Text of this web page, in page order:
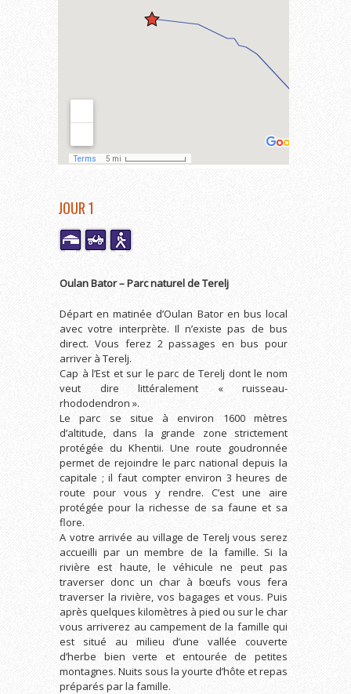
JOUR 1
Oulan Bator – Parc naturel de Terelj
Départ en matinée d’Oulan Bator en bus local
avec votre interprète. Il n’existe pas de bus
direct. Vous ferez 2 passages en bus pour
arriver à Terelj.
Cap à l’Est et sur le parc de Terelj dont le nom
veut dire littéralement « ruisseau-
rhododendron ».
Le parc se situe à environ 1600 mètres
d’altitude, dans la grande zone strictement
protégée du Khentii. Une route goudronnée
permet de rejoindre le parc national depuis la
capitale ; il faut compter environ 3 heures de
route pour vous y rendre. C’est une aire
protégée pour la richesse de sa faune et sa
flore.
A votre arrivée au village de Terelj vous serez
accueilli par un membre de la famille. Si la
rivière est haute, le véhicule ne peut pas
traverser donc un char à bœufs vous fera
traverser la rivière, vos bagages et vous. Puis
après quelques kilomètres à pied ou sur le char
vous arriverez au campement de la famille qui
est situé au milieu d’une vallée couverte
d’herbe bien verte et entourée de petites
montagnes. Nuits sous la yourte d’hôte et repas
préparés par la famille.